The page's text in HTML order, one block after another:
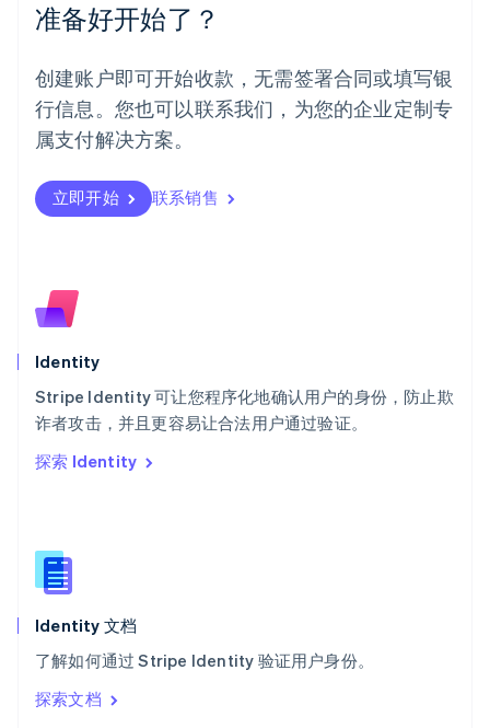
准备好开始了？
创建账户即可开始收款，无需签署合同或填写银
行信息。您也可以联系我们，为您的企业定制专
属支付解决方案。
立即开始 联系销售
Identity
Stripe Identity 可让您程序化地确认用户的身份，防止欺
诈者攻击，并且更容易让合法用户通过验证。
探索 Identity
Identity 文档
了解如何通过 Stripe Identity 验证用户身份。
探索文档
挪威
葡萄牙
Português English
日本
日本語English
瑞典
瑞士
DeutschFrançais
English
斯洛文尼亚
泰国
ไทยEnglish
希腊
English
西班牙
新西兰
English
匈牙利
English
ItalianoEnglish
印度
English